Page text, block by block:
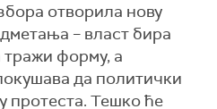
отворила нову
– власт бира
тражи форму, а
да политички
протеста. Тешко ће